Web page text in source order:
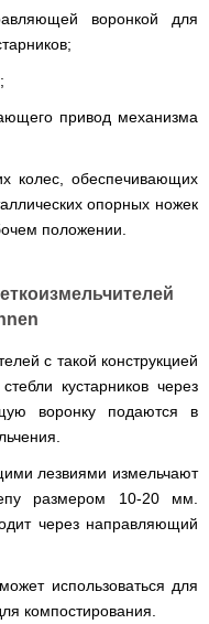
воронкой для
привод механизма
колес, обеспечивающих
опорных ножек
положении.
с такой конструкцией
кустарников через
воронку подаются в
лезвиями измельчают
размером 10-20 мм.
через направляющий
использоваться для
компостирования.